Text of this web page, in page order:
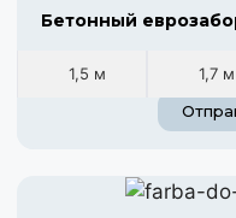
Бетонный
1,5 м 1,7 м